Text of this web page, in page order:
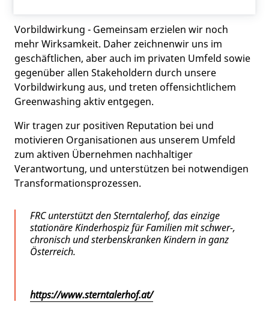
Vorbildwirkung - Gemeinsam erzielen wir noch
mehr Wirksamkeit. Daher zeichnenwir uns im
geschäftlichen, aber auch im privaten Umfeld sowie
gegenüber allen Stakeholdern durch unsere
Vorbildwirkung aus, und treten offensichtlichem
Greenwashing aktiv entgegen.
Wir tragen zur positiven Reputation bei und
motivieren Organisationen aus unserem Umfeld
zum aktiven Übernehmen nachhaltiger
Verantwortung, und unterstützen bei notwendigen
Transformationsprozessen.
FRC unterstützt den Sterntalerhof, das einzige
stationäre Kinderhospiz für Familien mit schwer-,
chronisch und sterbenskranken Kindern in ganz
Österreich.
https://www.sterntalerhof.at/